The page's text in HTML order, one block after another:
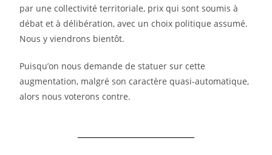
par une collectivité territoriale, prix quisont soumis à
débat et à délibération, avec un choix politique assumé.
Nous y viendrons bientôt.
Puisqu’on nous demande de statuer sur cette
augmentation, malgré son caractère quasi-automatique,
alors nous voterons contre.